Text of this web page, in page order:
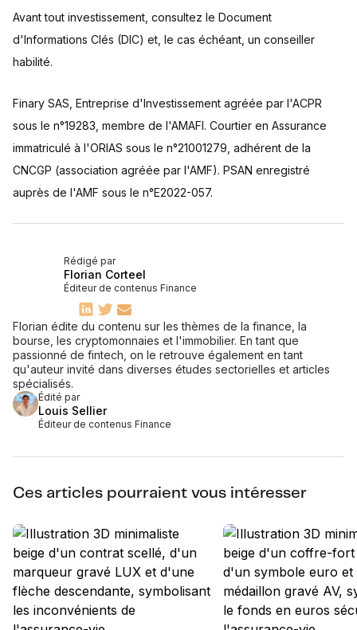
Avant tout investissement, consultez le Document
d'Informations Clés (DIC) et, le cas échéant, un conseiller
habilité.
Finary SAS, Entreprise d'Investissement agréée par l'ACPR
sous le n°19283, membre de l'AMAFI. Courtier en Assurance
immatriculé à l'ORIAS sous le n°21001279, adhérent de la
CNCGP (association agréée par l'AMF). PSAN enregistré
auprès de l'AMF sous le n°E2022-057.
Édité par
Louis Sellier
Éditeur de contenus Finance
Rédigé par
Florian Corteel
Éditeur de contenus Finance
Florian édite du contenu sur les thèmes de la finance, la
bourse, les cryptomonnaies et l'immobilier. En tant que
passionné de fintech, on le retrouve également en tant
qu'auteur invité dans diverses études sectorielles et articles
spécialisés.
Ces articles pourraient vous intéresser